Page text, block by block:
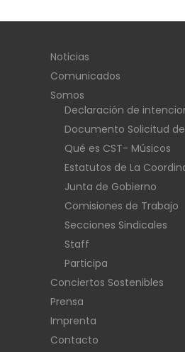
Noticias
Comunicados
Somos
Declaración de
Documento Solicitud
Qué es CST- Músicos
Estatutos de La
Junta de Gobierno
Comisiones de Trabajo
Secciones Sindicales
Staff
Participa
Conciertos Sostenibles
Prensa
Imprenta
Contacto